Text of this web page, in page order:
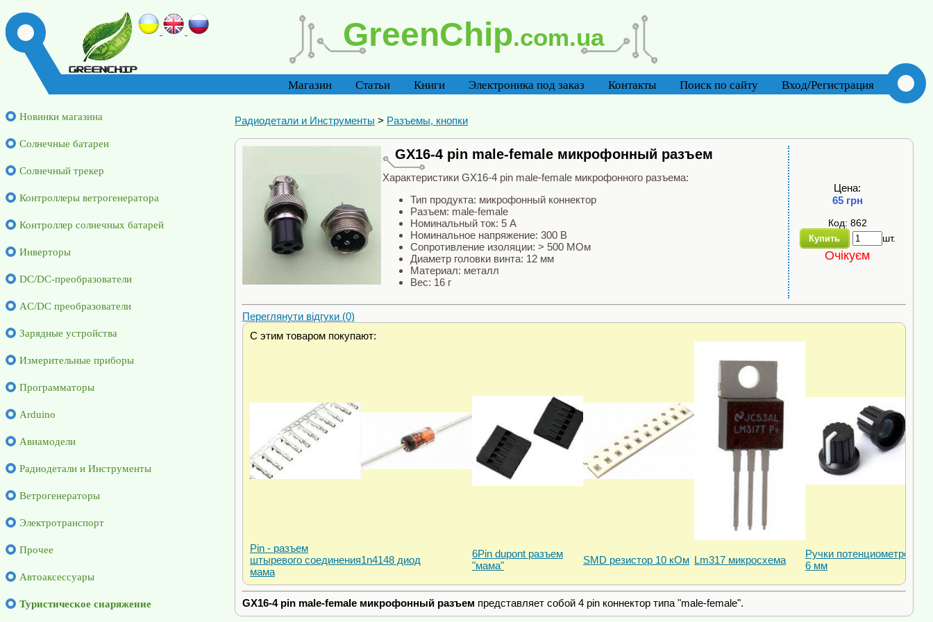
GreenChip.com.ua
Магазин Статьи Книги Электроника под заказ Контакты Поиск по сайту Вход/Регистрация
Радиодетали и Инструменты > Разъемы, кнопки
GX16-4 pin male-female микрофонный разъем
Характеристики GX16-4 pin male-female микрофонного разъема:
Тип продукта: микрофонный коннектор
Разъем: male-female
Номинальный ток: 5 A
Номинальное напряжение: 300 В
Сопротивление изоляции: > 500 МОм
Диаметр головки винта: 12 мм
Материал: металл
Вес: 16 г
Цена:
65 грн
Код: 862
Купить шт.
Очікуєм
Переглянути відгуки (0)
С этим товаром покупают:
Pin - pазъем
штыревого соединения
мама
1n4148 диод
6Pin dupont разъем
"мама"
SMD резистор 10 кОм Lm317 микросхема
Ручки потенциометров
6 мм
GX16-4 pin male-female микрофонный разъем представляет собой 4 pin коннектор типа "male-female".
Новинки магазина
Солнечные батареи
Солнечный трекер
Контроллеры ветрогенератора
Контроллер солнечных батарей
Инверторы
DC/DC-преобразователи
AC/DC преобразователи
Зарядные устройства
Измерительные приборы
Программаторы
Arduino
Авиамодели
Радиодетали и Инструменты
Ветрогенераторы
Электротранспорт
Прочее
Автоаксессуары
Туристическое снаряжение